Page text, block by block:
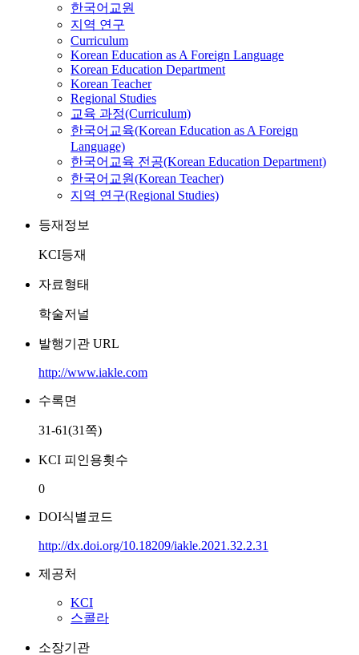
한국어교원
지역 연구
Curriculum
Korean Education as A Foreign Language
Korean Education Department
Korean Teacher
Regional Studies
교육 과정(Curriculum)
한국어교육(Korean Education as A Foreign
Language)
한국어교육 전공(Korean Education Department)
한국어교원(Korean Teacher)
지역 연구(Regional Studies)
등재정보
KCI등재
자료형태
학술저널
발행기관 URL
http://www.iakle.com
수록면
31-61(31쪽)
KCI 피인용횟수
0
DOI식별코드
http://dx.doi.org/10.18209/iakle.2021.32.2.31
제공처
KCI
스콜라
소장기관